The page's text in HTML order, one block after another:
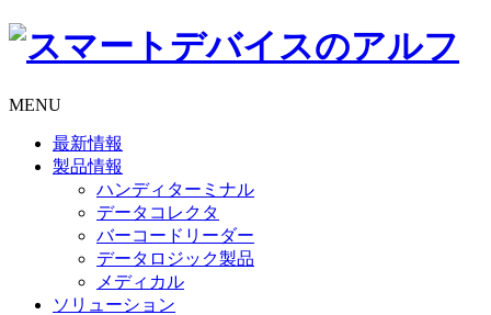
MENU
最新情報
製品情報
ハンディターミナル
データコレクタ
バーコードリーダー
データロジック製品
メディカル
ソリューション